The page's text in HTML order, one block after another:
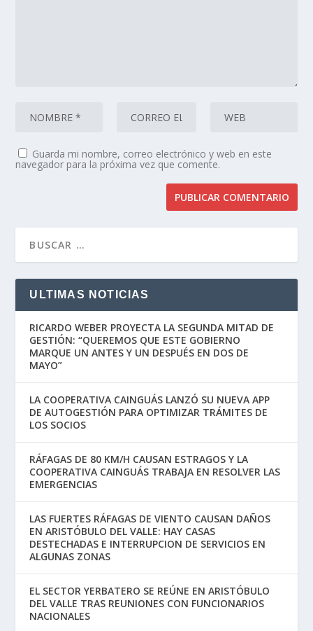
Guarda mi nombre, correo electrónico y web en este
navegador para la próxima vez que comente.
ULTIMAS NOTICIAS
RICARDO WEBER PROYECTA LA SEGUNDA MITAD DE
GESTIÓN: “QUEREMOS QUE ESTE GOBIERNO
MARQUE UN ANTES Y UN DESPUÉS EN DOS DE
MAYO”
LA COOPERATIVA CAINGUÁS LANZÓ SU NUEVA APP
DE AUTOGESTIÓN PARA OPTIMIZAR TRÁMITES DE
LOS SOCIOS
RÁFAGAS DE 80 KM/H CAUSAN ESTRAGOS Y LA
COOPERATIVA CAINGUÁS TRABAJA EN RESOLVER LAS
EMERGENCIAS
LAS FUERTES RÁFAGAS DE VIENTO CAUSAN DAÑOS
EN ARISTÓBULO DEL VALLE: HAY CASAS
DESTECHADAS E INTERRUPCION DE SERVICIOS EN
ALGUNAS ZONAS
EL SECTOR YERBATERO SE REÚNE EN ARISTÓBULO
DEL VALLE TRAS REUNIONES CON FUNCIONARIOS
NACIONALES